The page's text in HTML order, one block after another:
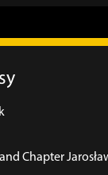
Chapter